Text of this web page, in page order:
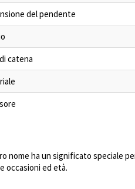
del pendente
catena
nome ha un significato speciale
occasioni ed età.